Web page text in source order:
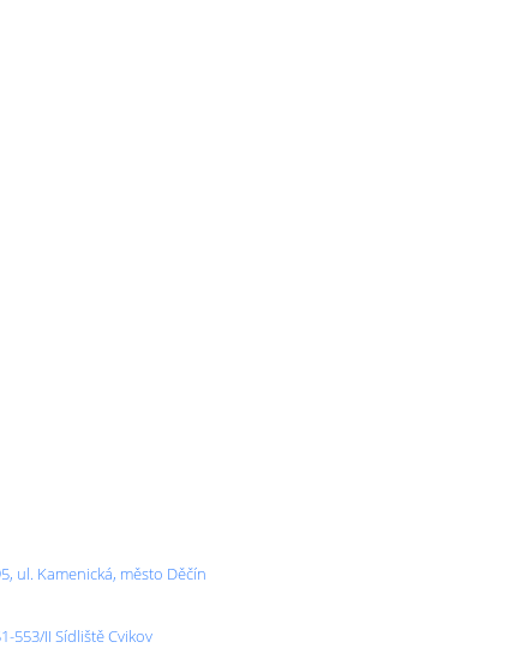
ul. Kamenická, město Děčín
553/II Sídliště Cvikov